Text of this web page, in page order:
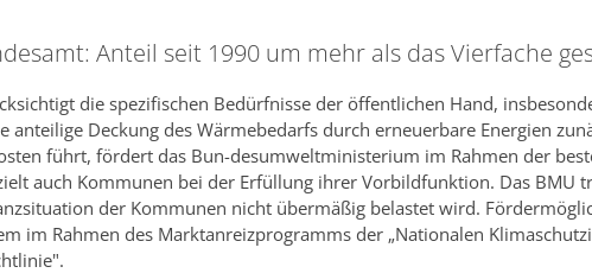
Anteil seit 1990 um mehr als das Vierfache
die spezifischen Bedürfnisse der öffentlichen Hand,
anteilige Deckung des Wärmebedarfs durch erneuerbare Energien
führt, fördert das Bun-desumweltministerium im Rahmen der
auch Kommunen bei der Erfüllung ihrer Vorbildfunktion. Das BMU
der Kommunen nicht übermäßig belastet wird.
im Rahmen des Marktanreizprogramms der „Nationalen